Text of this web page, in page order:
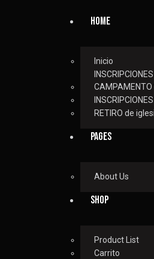
HOME
Inicio
RETIRO de
PAGES
About Us
SHOP
Product List
Carrito